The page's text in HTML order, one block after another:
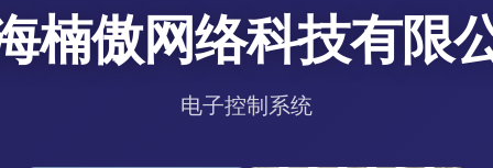
楠傲网络科技有限
电子控制系统